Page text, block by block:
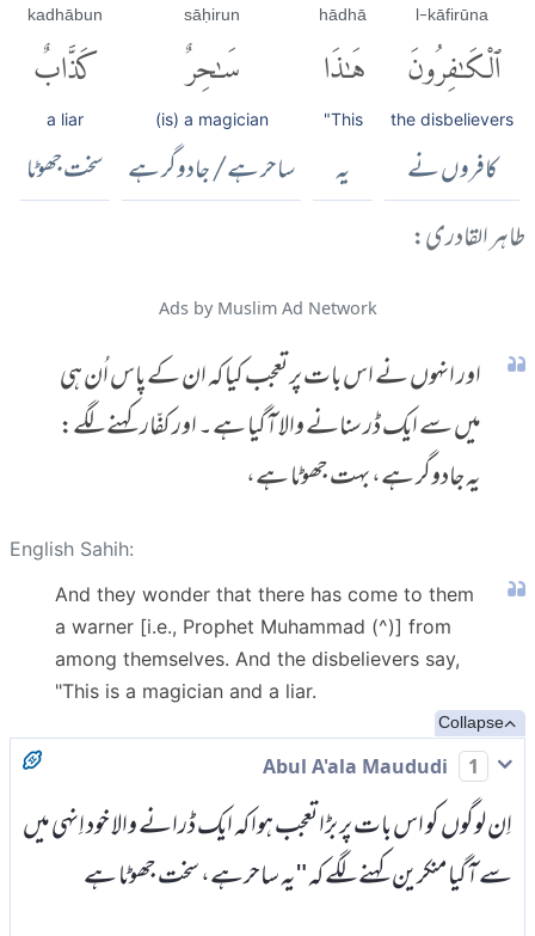
l-kāfirūna
ٱلْكَٰفِرُونَ
the disbelievers
کافروں نے
hādhā
هَٰذَا
"This
یہ
sāḥirun
سَٰحِرٌ
(is) a magician
ساحر ہے/ جادوگر ہے
kadhābun
كَذَّابٌ
a liar
سخت جھوٹا
طاہر القادری:
Ads by Muslim Ad Network
اور انہوں نے اس بات پر تعجب کیا کہ ان کے پاس اُن ہی
میں سے ایک ڈر سنانے والا آگیا ہے۔ اور کفّار کہنے لگے:
یہ جادوگر ہے، بہت جھوٹا ہے،
English Sahih:
And they wonder that there has come to them
a warner [i.e., Prophet Muhammad (^)] from
among themselves. And the disbelievers say,
"This is a magician and a liar.
Collapse
1
اِن لوگوں کو اس بات پر بڑا تعجب ہوا کہ ایک ڈرانے والا خود اِنہی میں
سے آگیا منکرین کہنے لگے کہ "یہ ساحرہے، سخت جھوٹا ہے